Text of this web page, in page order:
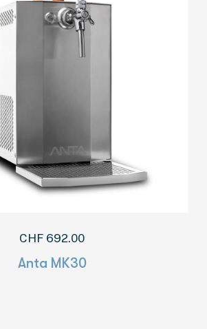
CHF 692.00
Anta MK30